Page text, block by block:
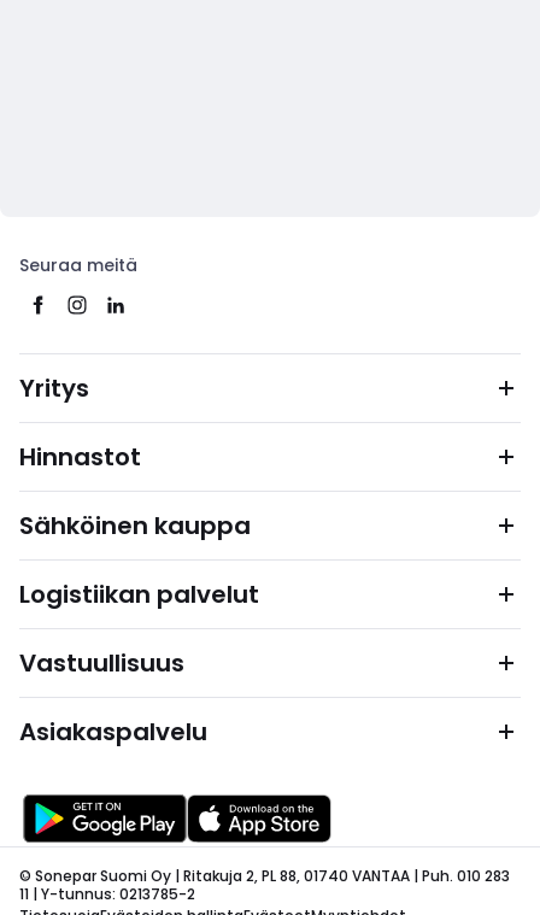
Seuraa meitä
Yritys
Hinnastot
Sähköinen kauppa
Logistiikan palvelut
Vastuullisuus
Asiakaspalvelu
© Sonepar Suomi Oy | Ritakuja 2, PL 88, 01740 VANTAA | Puh. 010 283
11 | Y-tunnus: 0213785-2